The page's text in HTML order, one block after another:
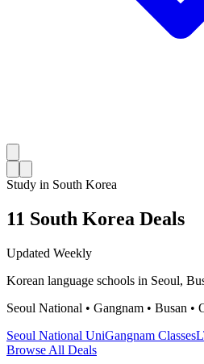
Study in South Korea
11 South Korea Deals
Updated Weekly
Korean language schools in Seoul,
Seoul National • Gangnam • Busan •
Seoul National UniGangnam Classes
Browse All Deals